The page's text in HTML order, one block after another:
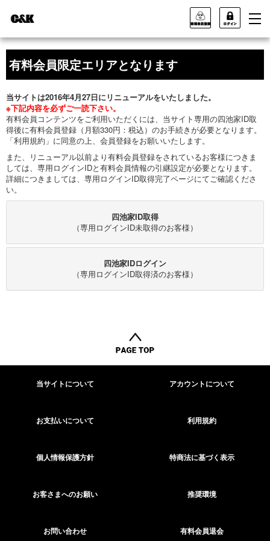
有料会員限定エリアとなります
当サイトは2016年4月27日にリニューアルをいたしました。
※下記内容を必ずご一読下さい。
有料会員コンテンツをご利用いただくには、当サイト専用の四池家ID取
得後に有料会員登録（月額330円：税込）のお手続きが必要となります。
「利用規約」に同意の上、会員登録をお願いいたします。
また、リニューアル以前より有料会員登録をされているお客様につきま
しては、専用ログインIDと有料会員情報の引継設定が必要となります。
詳細につきましては、専用ログインID取得完了ページにてご確認くださ
い。
四池家ID取得
（専用ログインID未取得のお客様）
四池家IDログイン
（専用ログインID取得済のお客様）
当サイトについて アカウントについて
お支払いについて 利用規約
個人情報保護方針 特商法に基づく表示
お客さまへのお願い 推奨環境
お問い合わせ 有料会員退会